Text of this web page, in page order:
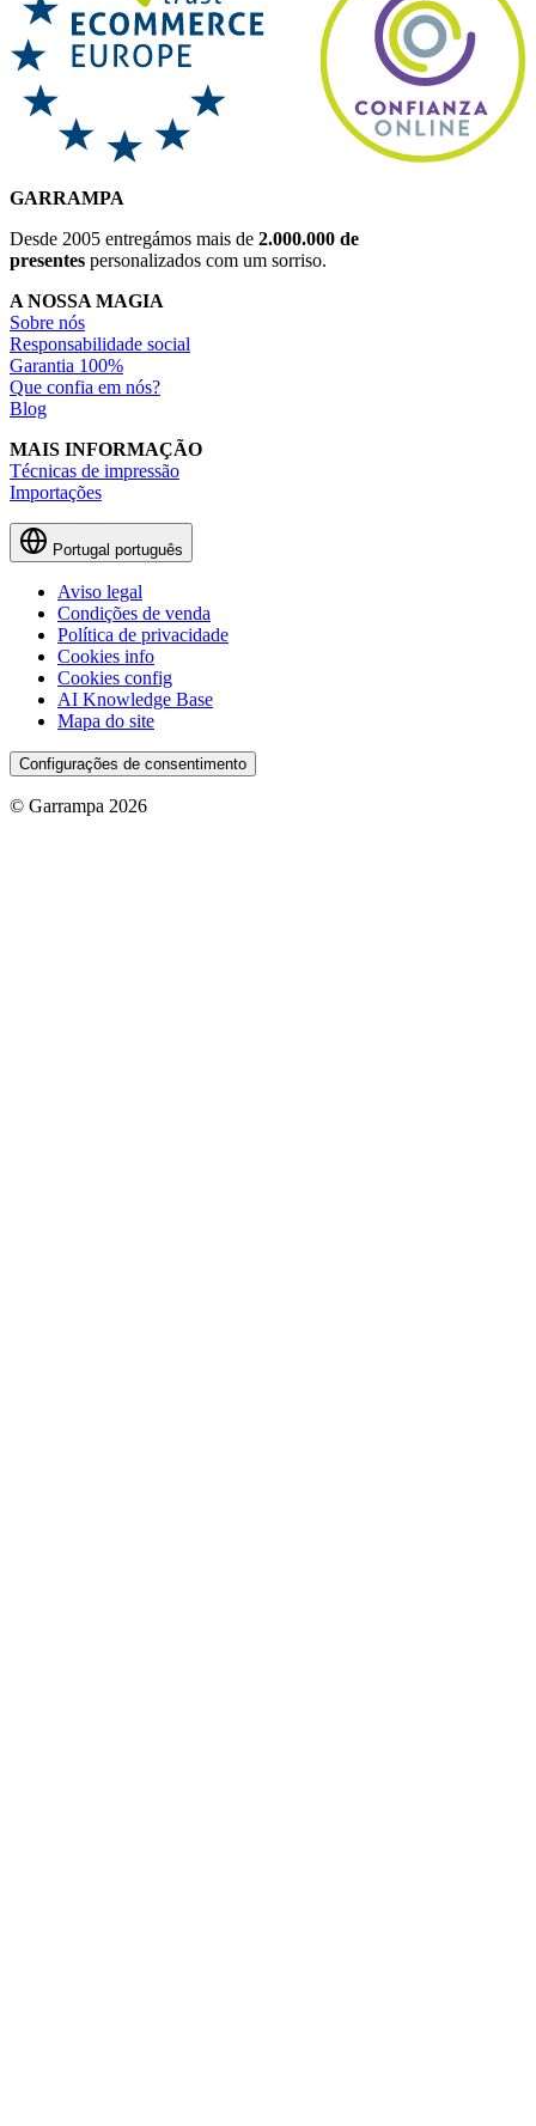
GARRAMPA
Desde 2005 entregámos mais de 2.000.000 de
presentes personalizados com um sorriso.
A NOSSA MAGIA
Sobre nós
Responsabilidade social
Garantia 100%
Que confia em nós?
Blog
MAIS INFORMAÇÃO
Técnicas de impressão
Importações
Portugal português
Aviso legal
Condições de venda
Política de privacidade
Cookies info
Cookies config
AI Knowledge Base
Mapa do site
Configurações de consentimento
© Garrampa 2026